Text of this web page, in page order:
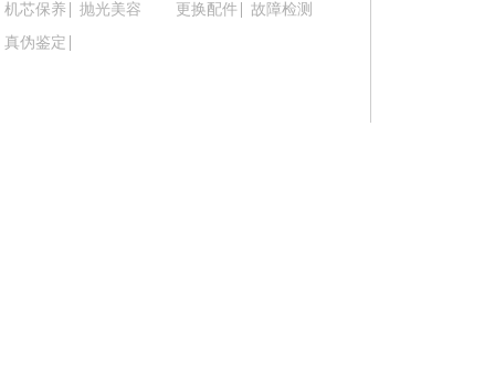
辽宁省本溪市平山区胜利路腕表时光售后服务中心
机芯保养 抛光美容 更换配件
故障检测
真伪鉴定